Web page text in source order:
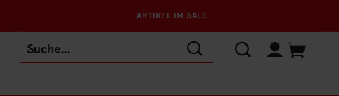
ARTIKEL IM SALE